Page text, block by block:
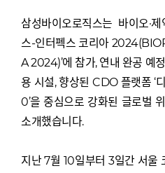
삼성바이오로직스는 바이오·
스-인터펙스 코리아
A 2024)’에 참가, 연내 완공 예
용 시설, 향상된 CDO 플랫폼
0’을 중심으로 강화된 글로벌
소개했습니다.
지난 7월 10일부터 3일간 서울